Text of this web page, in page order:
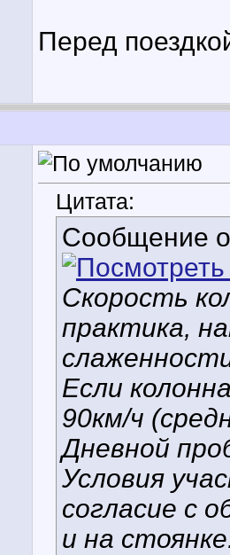
Перед
Цитата:
Сообщение
Скорость
практика,
Если
90км/ч
Дневной
Условия
согласие с
и на